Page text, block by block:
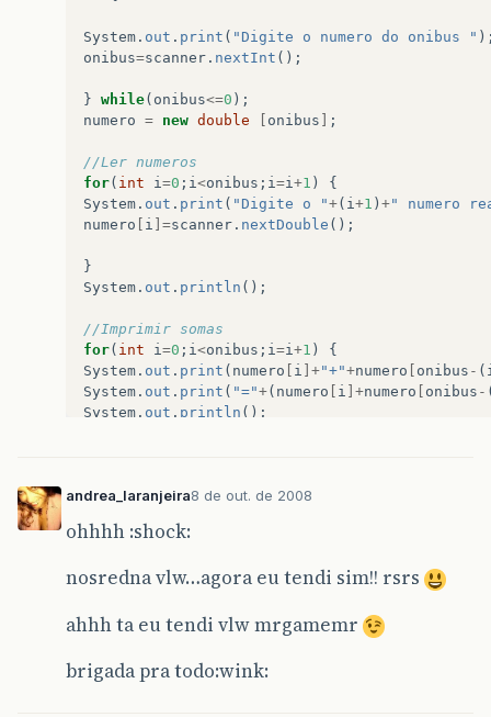
System . out . print ( "Digite o numero do onibus "
onibus=scanner . nextInt ();
} while( onibus<=0 );
numero = new double onibus ;
//Ler numeros
for( int i =0 ; i <onibus ; i =i +1 )
{
System . out . print ( "Digite o "+( i +1 ) +" numero
numero
i ]=scanner . nextDouble ();
}
System . out . println ();
//Imprimir somas
for( int i =0 ; i <onibus ; i =i +1 )
{
System . out . print ( numero i ]+"+"+numero onibus - (
System . out . print ( "="+( numero i ]+numero onibus -
System . out . println ();
andrea_laranjeira8 de out. de 2008
ohhhh :shock:
nosredna vlw…agora eu tendi sim!! rsrs
ahhh ta eu tendi vlw mrgamemr
brigada pra todo:wink: